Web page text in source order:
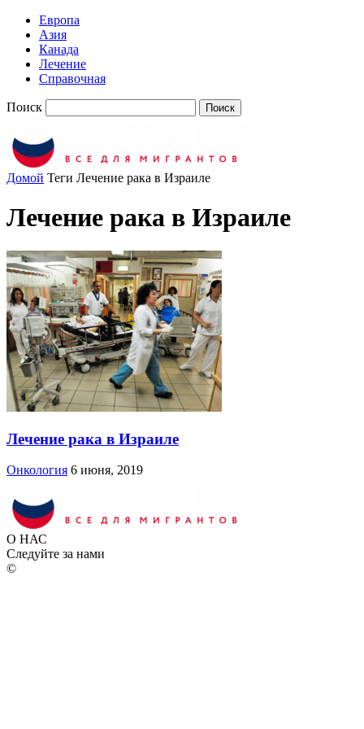
Европа
Азия
Канада
Лечение
Справочная
Поиск
Домой Теги Лечение рака в Израиле
Лечение рака в Израиле
Лечение рака в Израиле
Онкология 6 июня, 2019
О НАС
Следуйте за нами
©